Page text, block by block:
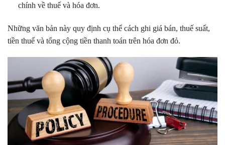
chính về thuế và hóa đơn.
Những văn bản này quy định cụ thể cách ghi giá bán, thuế suất,
tiền thuế và tổng cộng tiền thanh toán trên hóa đơn đỏ.